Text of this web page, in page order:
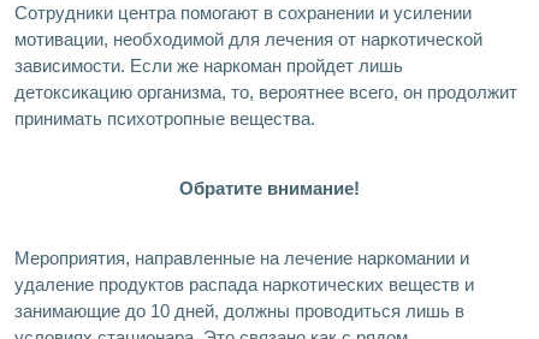
Сотрудники центра помогают в сохранении и усилении
мотивации, необходимой для лечения от наркотической
зависимости. Если же наркоман пройдет лишь
детоксикацию организма, то, вероятнее всего, он продолжит
принимать психотропные вещества.
Обратите внимание!
Мероприятия, направленные на лечение наркомании и
удаление продуктов распада наркотических веществ и
занимающие до 10 дней, должны проводиться лишь в